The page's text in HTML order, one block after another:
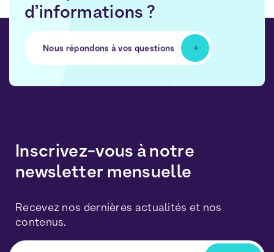
d’informations ?
Nous répondons à vos questions
Inscrivez-vous à notre
newsletter mensuelle
Recevez nos dernières actualités et nos
contenus.